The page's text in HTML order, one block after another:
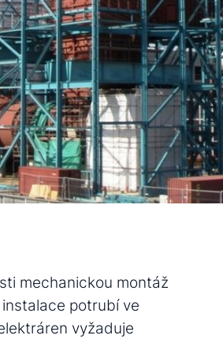
mechanickou montáž
potrubí ve
vyžaduje